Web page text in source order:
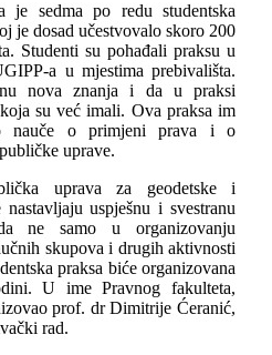
je sedma po redu studentska
je dosad učestvovalo skoro 200
Studenti su pohađali praksu u
a u mjestima prebivališta.
nova znanja i da u praksi
su već imali. Ova praksa im
nauče o primjeni prava i o
uprave.
uprava za geodetske i
uspješnu i svestranu
ne samo u organizovanju
skupova i drugih aktivnosti
praksa biće organizovana
U ime Pravnog fakulteta,
prof. dr Dimitrije Ćeranić,
rad.